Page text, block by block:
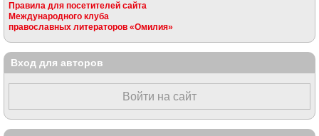
Правила для посетителей сайта
Международного клуба
православных литераторов «Омилия»
Вход для авторов
Войти на сайт